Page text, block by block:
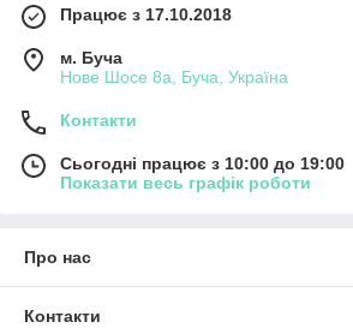
Працює з 17.10.2018
м. Буча
Нове Шосе 8а, Буча, Україна
Контакти
Сьогодні працює з 10:00 до 19:00
Показати весь графік роботи
Про нас
Контакти